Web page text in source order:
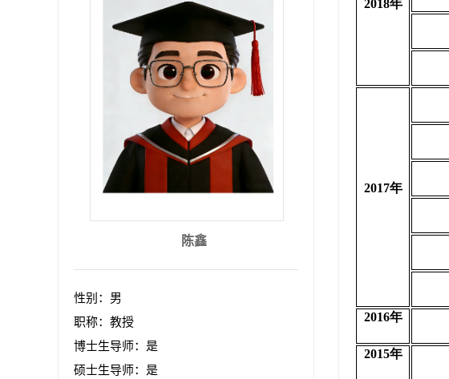
陈鑫
性别：男
职称：教授
博士生导师：是
硕士生导师：是